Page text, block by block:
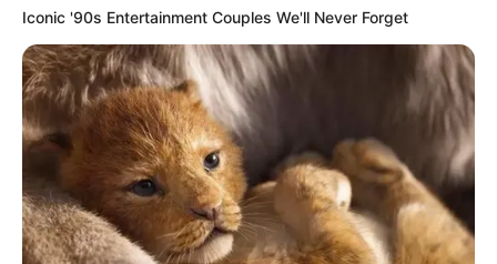
Iconic '90s Entertainment Couples We'll Never Forget